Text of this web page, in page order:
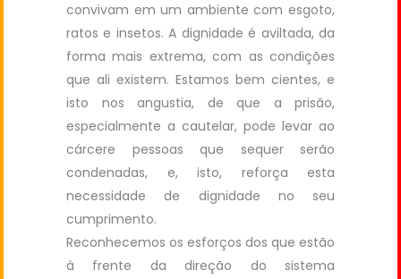
convivam em um ambiente com esgoto,
ratos e insetos. A dignidade é aviltada, da
forma mais extrema, com as condições
que ali existem. Estamos bem cientes, e
isto nos angustia, de que a prisão,
especialmente a cautelar, pode levar ao
cárcere pessoas que sequer serão
condenadas, e, isto, reforça esta
necessidade de dignidade no seu
cumprimento.
Reconhecemos os esforços dos que estão
à frente da direção do sistema